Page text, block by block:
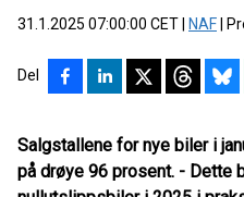
31.1.2025 07:00:00 CET NAF
Del
Salgstallene for nye biler i
på drøye 96 prosent. - Dette